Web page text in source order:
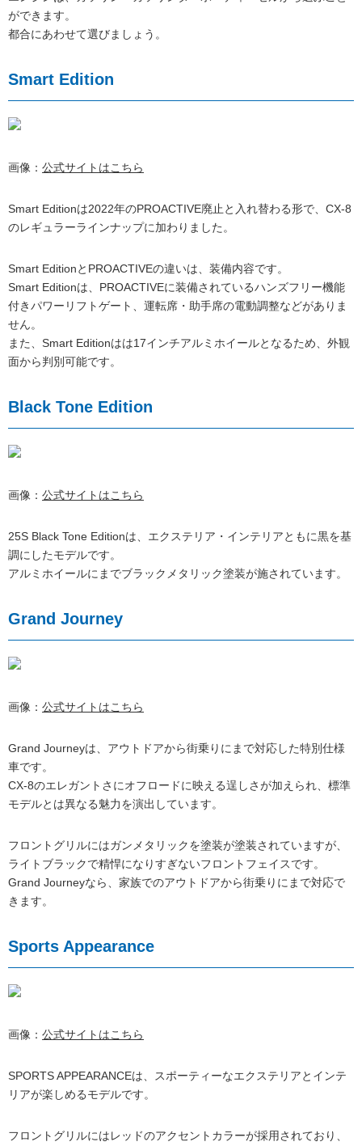
ができます。
都合にあわせて選びましょう。
Smart Edition
画像： 公式サイトはこちら
Smart Editionは2022年のPROACTIVE廃止と入れ替わる形で、CX-8
のレギュラーラインナップに加わりました。
Smart EditionとPROACTIVEの違いは、装備内容です。
Smart Editionは、PROACTIVEに装備されているハンズフリー機能
付きパワーリフトゲート、運転席・助手席の電動調整などがありま
せん。
また、Smart Editionはは17インチアルミホイールとなるため、外観
面から判別可能です。
Black Tone Edition
画像： 公式サイトはこちら
25S Black Tone Editionは、エクステリア・インテリアともに黒を基
調にしたモデルです。
アルミホイールにまでブラックメタリック塗装が施されています。
Grand Journey
画像： 公式サイトはこちら
Grand Journeyは、アウトドアから街乗りにまで対応した特別仕様
車です。
CX-8のエレガントさにオフロードに映える逞しさが加えられ、標準
モデルとは異なる魅力を演出しています。
フロントグリルにはガンメタリックを塗装が塗装されていますが、
ライトブラックで精悍になりすぎないフロントフェイスです。
Grand Journeyなら、家族でのアウトドアから街乗りにまで対応で
きます。
Sports Appearance
画像： 公式サイトはこちら
SPORTS APPEARANCEは、スポーティーなエクステリアとインテ
リアが楽しめるモデルです。
フロントグリルにはレッドのアクセントカラーが採用されており、